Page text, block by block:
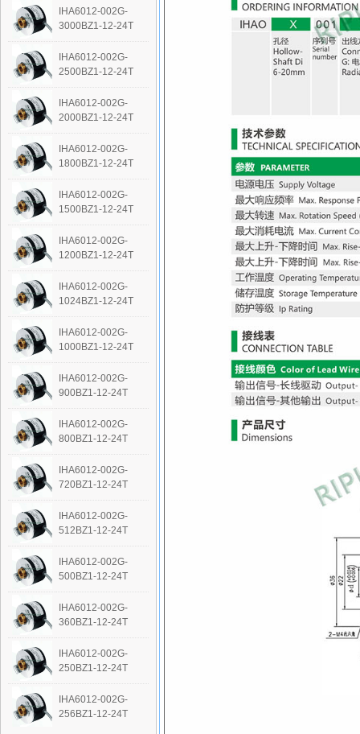
IHA6012-002G-
3000BZ1-12-24T
IHA6012-002G-
2500BZ1-12-24T
IHA6012-002G-
2000BZ1-12-24T
IHA6012-002G-
1800BZ1-12-24T
IHA6012-002G-
1500BZ1-12-24T
IHA6012-002G-
1200BZ1-12-24T
IHA6012-002G-
1024BZ1-12-24T
IHA6012-002G-
1000BZ1-12-24T
IHA6012-002G-
900BZ1-12-24T
IHA6012-002G-
800BZ1-12-24T
IHA6012-002G-
720BZ1-12-24T
IHA6012-002G-
512BZ1-12-24T
IHA6012-002G-
500BZ1-12-24T
IHA6012-002G-
360BZ1-12-24T
IHA6012-002G-
250BZ1-12-24T
IHA6012-002G-
256BZ1-12-24T